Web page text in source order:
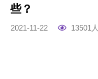
些？
2021-11-22 13501人